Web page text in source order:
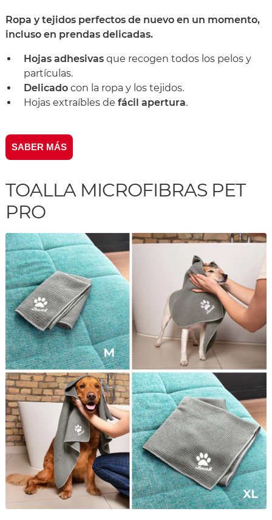
Ropa y tejidos perfectos de nuevo en un momento,
incluso en prendas delicadas.
Hojas adhesivas que recogen todos los pelos y
partículas.
Delicado con la ropa y los tejidos.
Hojas extraíbles de fácil apertura.
SABER MÁS
TOALLA MICROFIBRAS PET
PRO